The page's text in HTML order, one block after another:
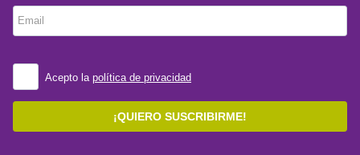
Email
Acepto la política de privacidad
¡QUIERO SUSCRIBIRME!